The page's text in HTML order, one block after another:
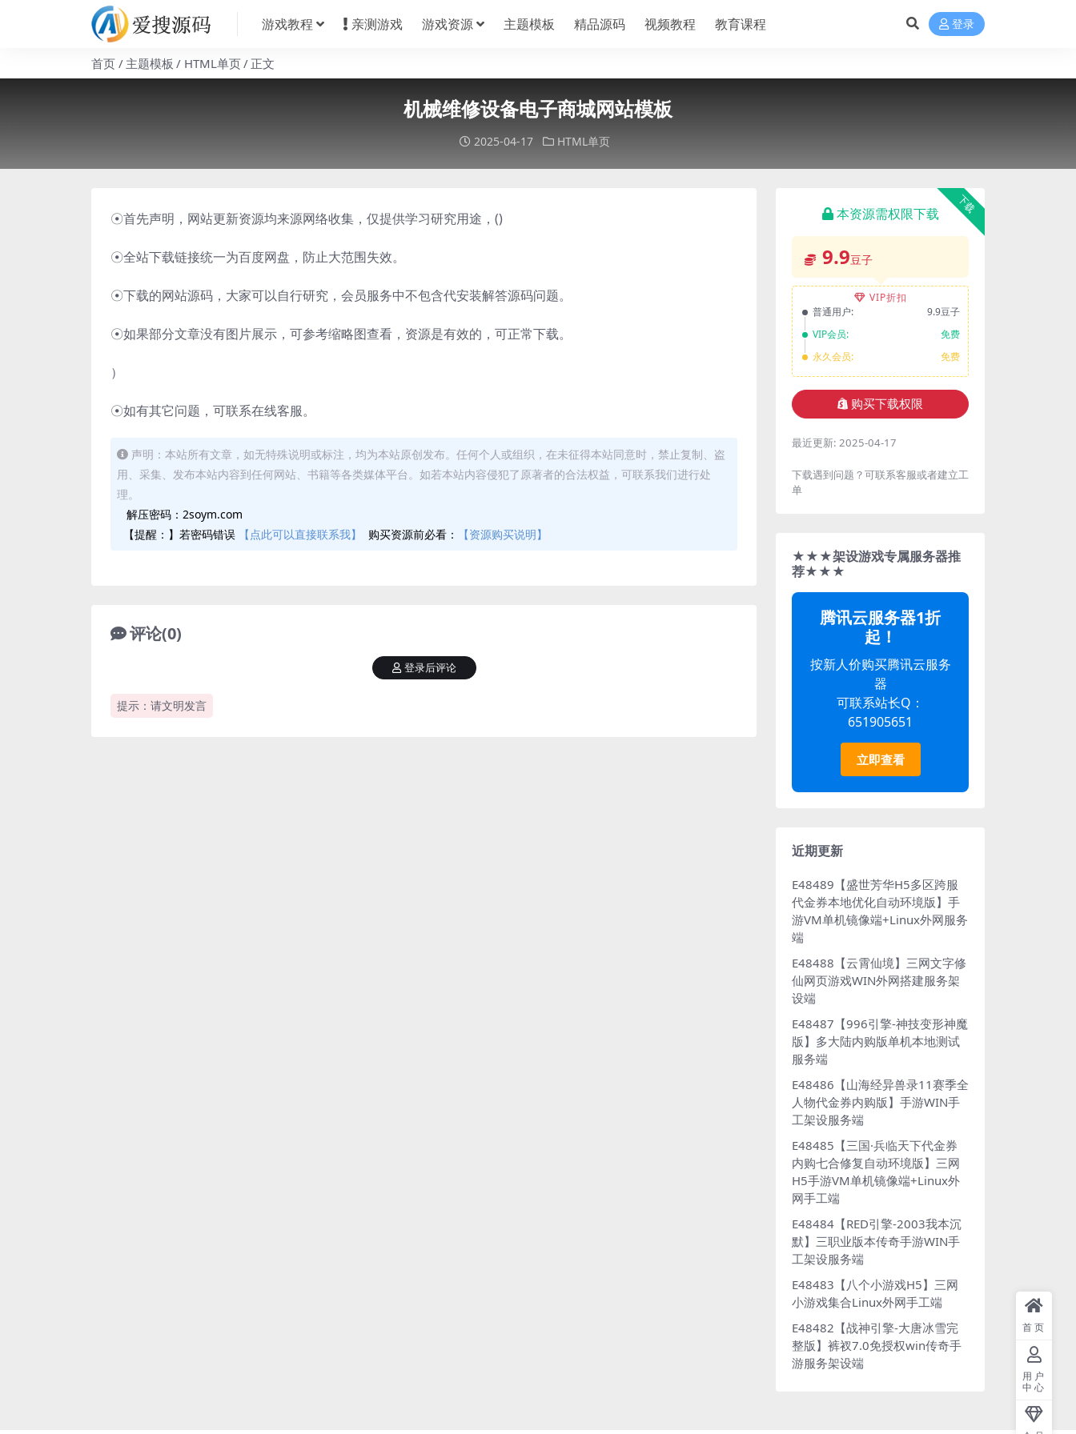
游戏教程 亲测游戏 游戏资源 主题模板 精品源码 视频教程 教育课程 登录
首页 主题模板 HTML单页 正文
机械维修设备电子商城网站模板
2025-04-17 HTML单页
☉首先声明，网站更新资源均来源网络收集，仅提供学习研究用途，()
☉全站下载链接统一为百度网盘，防止大范围失效。
☉下载的网站源码，大家可以自行研究，会员服务中不包含代安装解答源码问题。
☉如果部分文章没有图片展示，可参考缩略图查看，资源是有效的，可正常下载。
）
☉如有其它问题，可联系在线客服。
声明：本站所有文章，如无特殊说明或标注，均为本站原创发布。任何个人或组织，在未征得本站同意时，禁止复制、盗
用、采集、发布本站内容到任何网站、书籍等各类媒体平台。如若本站内容侵犯了原著者的合法权益，可联系我们进行处
理。
解压密码：2soym.com
【提醒：】若密码错误
【点此可以直接联系我】 购买资源前必看： 【资源购买说明】
评论(0)
提示：请文明发言
登录后评论
下载
本资源需权限下载
9.9豆子
VIP折扣
普通用户:
9.9豆子
VIP会员:
免费
永久会员:
免费
购买下载权限
最近更新: 2025-04-17
下载遇到问题？可联系客服或者建立工
单
★★★架设游戏专属服务器推
荐★★★
腾讯云服务器1折
起！
按新人价购买腾讯云服务
器
可联系站长Q：
651905651
立即查看
近期更新
E48489【盛世芳华H5多区跨服
代金券本地优化自动环境版】手
游VM单机镜像端+Linux外网服务
端
E48488【云霄仙境】三网文字修
仙网页游戏WIN外网搭建服务架
设端
E48487【996引擎-神技变形神魔
版】多大陆内购版单机本地测试
服务端
E48486【山海经异兽录11赛季全
人物代金券内购版】手游WIN手
工架设服务端
E48485【三国·兵临天下代金券
内购七合修复自动环境版】三网
H5手游VM单机镜像端+Linux外
网手工端
E48484【RED引擎-2003我本沉
默】三职业版本传奇手游WIN手
工架设服务端
E48483【八个小游戏H5】三网
小游戏集合Linux外网手工端
E48482【战神引擎-大唐冰雪完
整版】裤衩7.0免授权win传奇手
游服务架设端
首页
用户
中心